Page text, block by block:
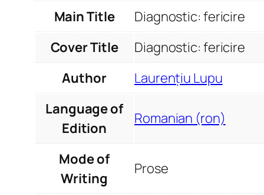
Main Title
Diagnostic: fericire
Cover Title
Diagnostic: fericire
Author
Laurențiu Lupu
Language of
Edition
Romanian (ron)
Mode of
Writing
Prose